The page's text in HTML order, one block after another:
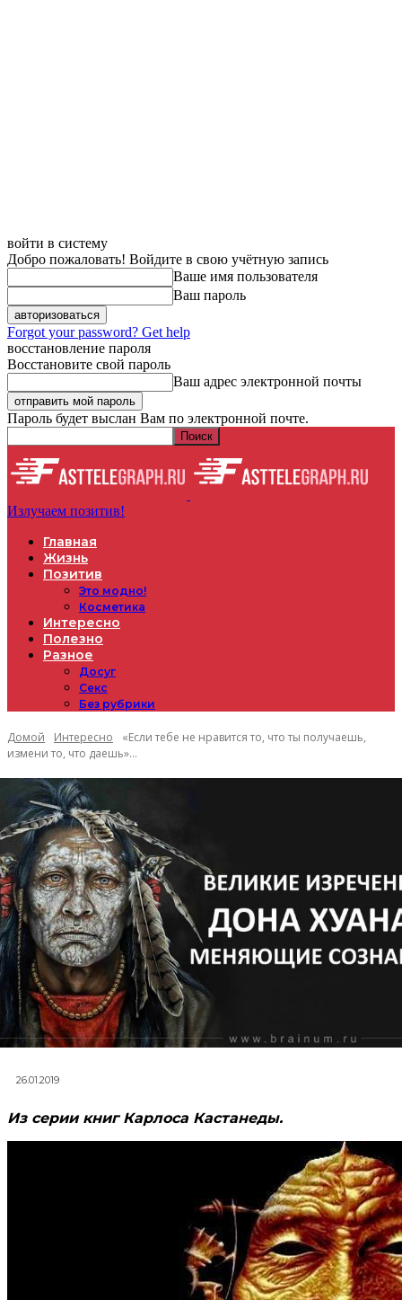
войти в систему
Добро пожаловать! Войдите в свою учётную запись
Ваше имя пользователя
Ваш пароль
Forgot your password? Get help
восстановление пароля
Восстановите свой пароль
Ваш адрес электронной почты
Пароль будет выслан Вам по электронной почте.
Излучаем позитив!
Главная
Жизнь
Позитив
Это модно!
Косметика
Интересно
Полезно
Разное
Досуг
Секс
Без рубрики
Домой Интересно
«Если тебе не нравится то, что ты получаешь,
измени то, что даешь»...
26.01.2019
Из серии книг Карлоса Кастанеды.